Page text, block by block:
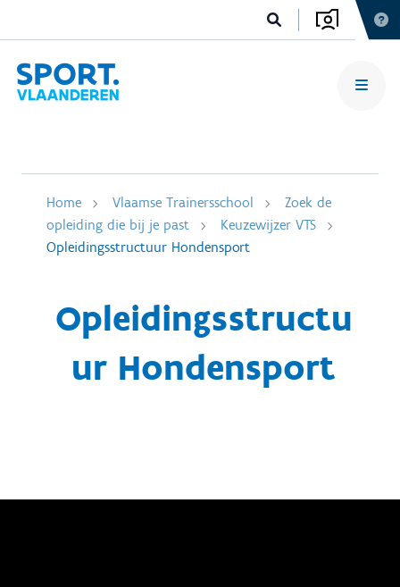
Home Vlaamse Trainersschool
Zoek de
opleiding die bij je past
Keuzewijzer VTS
Opleidingsstructuur Hondensport
Opleidingsstructu
ur Hondensport